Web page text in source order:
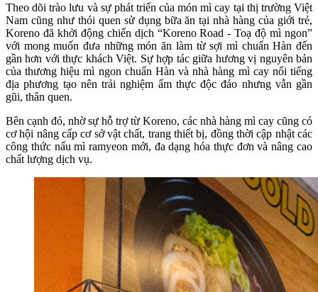
Theo dõi trào lưu và sự phát triển của món mì cay tại thị trường Việt
Nam cũng như thói quen sử dụng bữa ăn tại nhà hàng của giới trẻ,
Koreno đã khởi động chiến dịch “Koreno Road - Toạ độ mì ngon”
với mong muốn đưa những món ăn làm từ sợi mì chuẩn Hàn đến
gần hơn với thực khách Việt. Sự hợp tác giữa hương vị nguyên bản
của thương hiệu mì ngon chuẩn Hàn và nhà hàng mì cay nổi tiếng
địa phương tạo nên trải nghiệm ẩm thực độc đáo nhưng vẫn gần
gũi, thân quen.
Bên cạnh đó, nhờ sự hỗ trợ từ Koreno, các nhà hàng mì cay cũng có
cơ hội nâng cấp cơ sở vật chất, trang thiết bị, đồng thời cập nhật các
công thức nấu mì ramyeon mới, đa dạng hóa thực đơn và nâng cao
chất lượng dịch vụ.